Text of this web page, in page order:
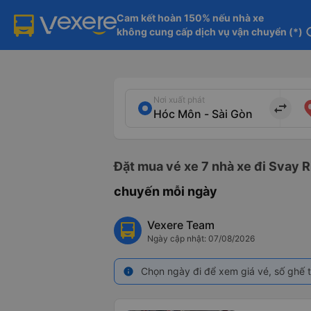
Cam kết hoàn 150% nếu nhà xe
không cung cấp dịch vụ vận chuyển (*)
Nơi xuất phát
import_export
Đặt mua vé xe 7 nhà xe đi Svay
chuyến mỗi ngày
Vexere Team
Ngày cập nhật: 07/08/2026
info Chọn ngày đi để xem giá vé, số